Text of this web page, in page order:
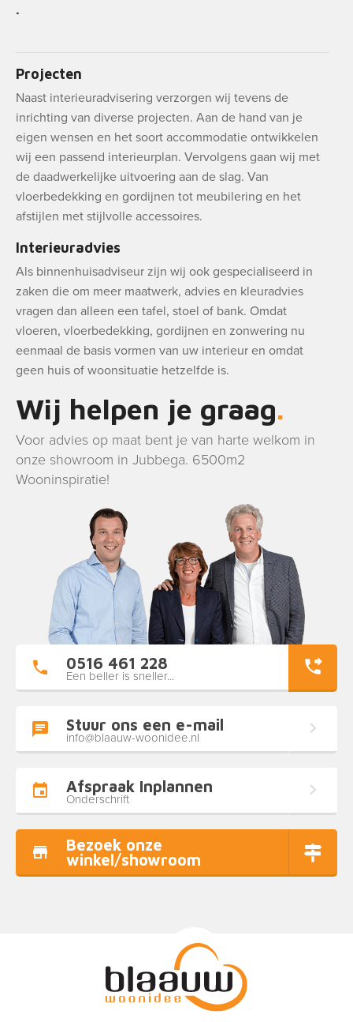
.
Projecten
Naast interieuradvisering verzorgen wij tevens de
inrichting van diverse projecten. Aan de hand van je
eigen wensen en het soort accommodatie ontwikkelen
wij een passend interieurplan. Vervolgens gaan wij met
de daadwerkelijke uitvoering aan de slag. Van
vloerbedekking en gordijnen tot meubilering en het
afstijlen met stijlvolle accessoires.
Interieuradvies
Als binnenhuisadviseur zijn wij ook gespecialiseerd in
zaken die om meer maatwerk, advies en kleuradvies
vragen dan alleen een tafel, stoel of bank. Omdat
vloeren, vloerbedekking, gordijnen en zonwering nu
eenmaal de basis vormen van uw interieur en omdat
geen huis of woonsituatie hetzelfde is.
Wij helpen je graag
Voor advies op maat bent je van harte welkom in
onze showroom in Jubbega. 6500m2
Wooninspiratie!
0516 461 228
Een beller is sneller...
Stuur ons een e-mail
info@blaauw-woonidee.nl
Afspraak Inplannen
Onderschrift
Bezoek onze
winkel/showroom